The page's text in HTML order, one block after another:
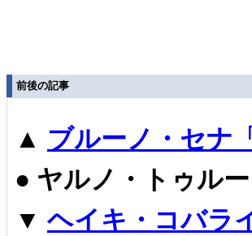
前後の記事
▲ ブルーノ・セナ
● ヤルノ・トゥル
▼ ヘイキ・コバラ